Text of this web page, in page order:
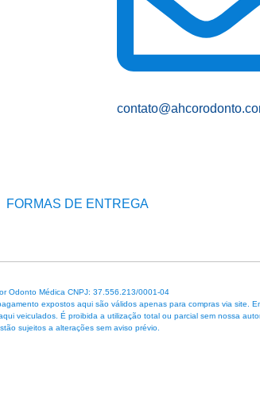
FORMAS DE ENTREGA
Odonto Médica CNPJ: 37.556.213/0001-04
expostos aqui são válidos apenas para compras via site.
veiculados. É proibida a utilização total ou parcial sem nossa
sujeitos a alterações sem aviso prévio.